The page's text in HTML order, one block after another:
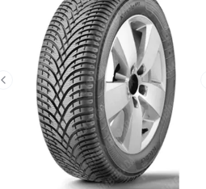
Previous Slide